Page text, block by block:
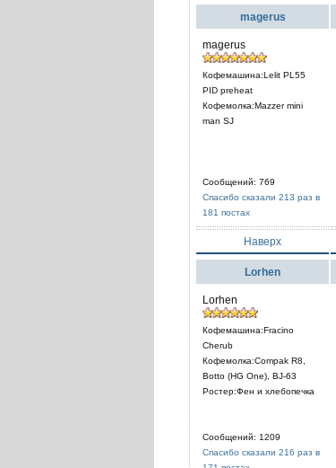
magerus
magerus
Кофемашина:Lelit PL55
PID preheat
Кофемолка:Mazzer mini
man SJ
Сообщений: 769
Спасибо сказали 213 раз в
181 постах
Наверх
Lorhen
Lorhen
Кофемашина:Fracino
Cherub
Кофемолка:Compak R8,
Botto (HG One), BJ-63
Ростер:Фен и хлебопечка
Сообщений: 1209
Спасибо сказали 216 раз в